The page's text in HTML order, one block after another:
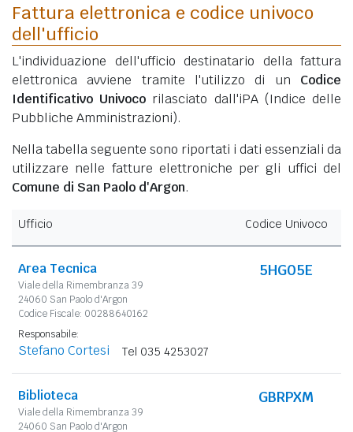
Fattura elettronica e codice univoco
dell'ufficio
L'individuazione dell'ufficio destinatario della fattura
elettronica avviene tramite l'utilizzo di un Codice
Identificativo Univoco rilasciato dall'iPA (Indice delle
Pubbliche Amministrazioni).
Nella tabella seguente sono riportati i dati essenziali da
utilizzare nelle fatture elettroniche per gli uffici del
Comune di San Paolo d'Argon.
Ufficio Codice Univoco
Area Tecnica
Viale della Rimembranza 39
24060 San Paolo d'Argon
Codice Fiscale: 00288640162
5HG05E
Responsabile:
Stefano Cortesi Tel 035 4253027
Biblioteca
Viale della Rimembranza 39
24060 San Paolo d'Argon
GBRPXM